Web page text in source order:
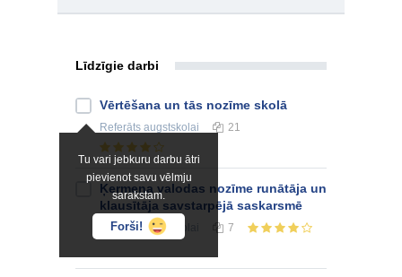
Līdzīgie darbi
Tu vari jebkuru darbu ātri
pievienot savu vēlmju
sarakstam.
Forši!
Vērtēšana un tās nozīme skolā
Referāts augstskolai 21
Ķermeņa valodas nozīme runātāja un
klausītāja savstarpējā saskarsmē
Referātsaugstskolai 7